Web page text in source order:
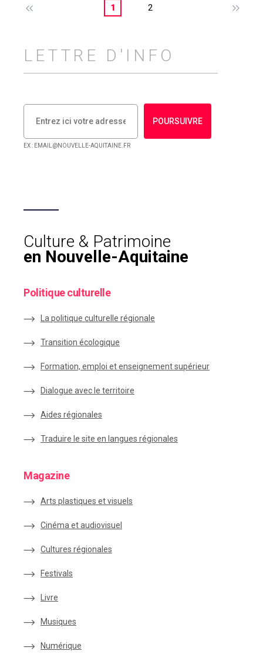
1 2
LETTRE D'INFO
POURSUIVRE
EX : EMAIL@NOUVELLE-AQUITAINE.FR
Culture & Patrimoine
en Nouvelle-Aquitaine
Politique culturelle
La politique culturelle régionale
Transition écologique
Formation, emploi et enseignement supérieur
Dialogue avec le territoire
Aides régionales
Traduire le site en langues régionales
Magazine
Arts plastiques et visuels
Cinéma et audiovisuel
Cultures régionales
Festivals
Livre
Musiques
Numérique